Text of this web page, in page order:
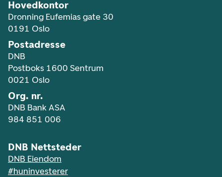
Hovedkontor
Dronning Eufemias gate 30
0191 Oslo
Postadresse
DNB
Postboks 1600 Sentrum
0021 Oslo
Org. nr.
DNB Bank ASA
984 851 006
DNB Nettsteder
DNB Eiendom
#huninvesterer